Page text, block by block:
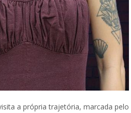
a própria trajetória, marcada pelo